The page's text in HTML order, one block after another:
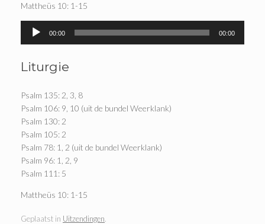
Mattheüs 10: 1-15
Audiospeler
00:00 00:00
Liturgie
Psalm 135: 2, 3, 8
Psalm 106: 9, 10 (uit de bundel Weerklank)
Psalm 130: 2
Psalm 105: 2
Psalm 78: 1, 2 (uit de bundel Weerklank)
Psalm 96: 1, 2, 9
Psalm 111: 5
Mattheüs 10: 1-15
Geplaatst in Uitzendingen